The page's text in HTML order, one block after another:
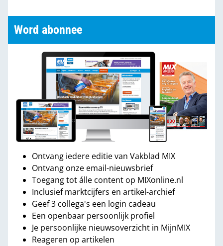
Word abonnee
Ontvang iedere editie van Vakblad MIX
Ontvang onze email-nieuwsbrief
Toegang tot álle content op MIXonline.nl
Inclusief marktcijfers en artikel-archief
Geef 3 collega's een login cadeau
Een openbaar persoonlijk profiel
Je persoonlijke nieuwsoverzicht in MijnMIX
Reageren op artikelen